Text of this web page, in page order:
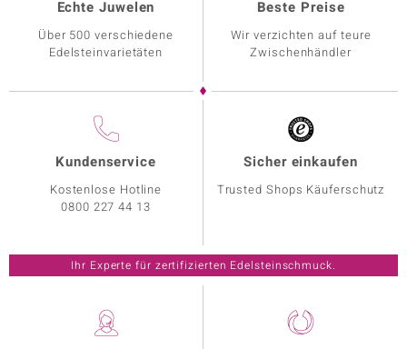
Echte Juwelen
Über 500 verschiedene
Edelsteinvarietäten
Beste Preise
Wir verzichten auf teure
Zwischenhändler
Kundenservice
Kostenlose Hotline
0800 227 44 13
Sicher einkaufen
Trusted Shops Käuferschutz
Ihr Experte für zertifizierten Edelsteinschmuck.